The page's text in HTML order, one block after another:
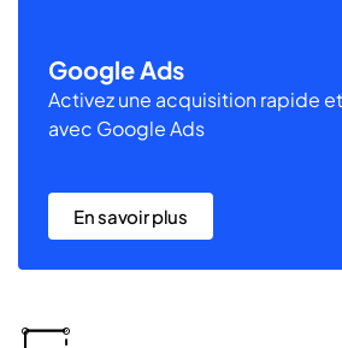
Google Ads
Activez une acquisition rapide
avec Google Ads
En savoir plus